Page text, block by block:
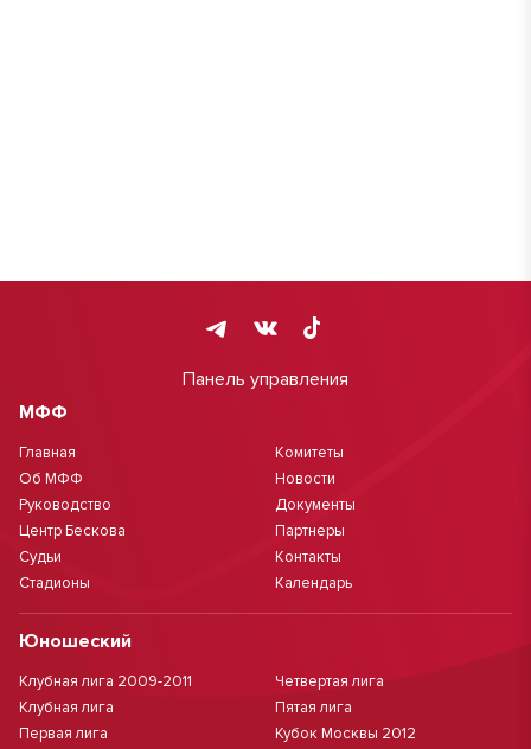
Панель управления
МФФ
Главная
Об МФФ
Руководство
Центр Бескова
Судьи
Стадионы
Комитеты
Новости
Документы
Партнеры
Контакты
Календарь
Юношеский
Клубная лига 2009-2011
Клубная лига
Первая лига
Четвертая лига
Пятая лига
Кубок Москвы 2012